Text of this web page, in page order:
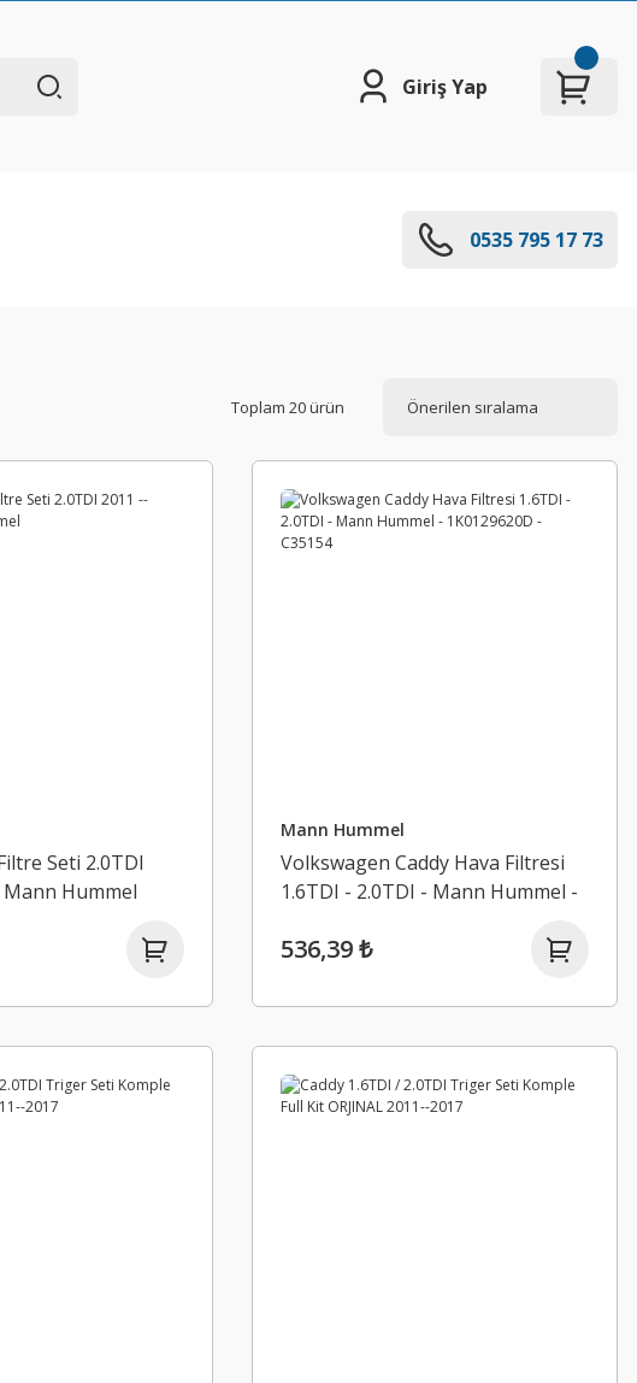
Giriş Yap
0535 795 17 73
Toplam 20 ürün
Seti 2.0TDI
Hummel
Mann Hummel
Volkswagen Caddy Hava Filtresi
1.6TDI - 2.0TDI - Mann Hummel -
536,39 ₺